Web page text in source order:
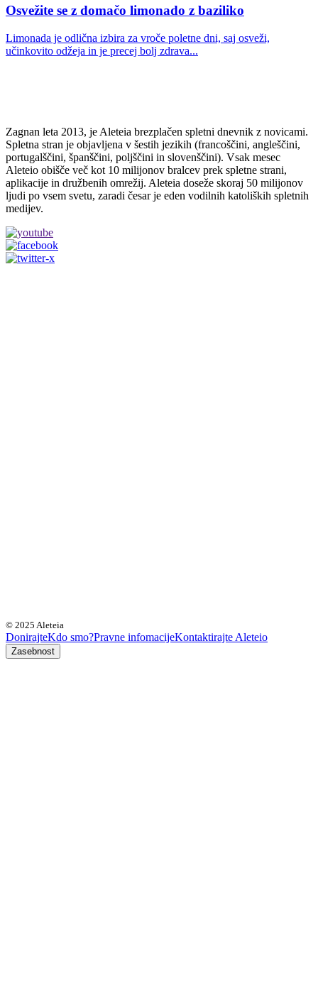
Osvežite se z domačo limonado z baziliko
Limonada je odlična izbira za vroče poletne dni, saj osveži,
učinkovito odžeja in je precej bolj zdrava...
Zagnan leta 2013, je Aleteia brezplačen spletni dnevnik z novicami.
Spletna stran je objavljena v šestih jezikih (francoščini, angleščini,
portugalščini, španščini, poljščini in slovenščini). Vsak mesec
Aleteio obišče več kot 10 milijonov bralcev prek spletne strani,
aplikacije in družbenih omrežij. Aleteia doseže skoraj 50 milijonov
ljudi po vsem svetu, zaradi česar je eden vodilnih katoliških spletnih
medijev.
© 2025 Aleteia
DonirajteKdo smo?Pravne infomacijeKontaktirajte Aleteio
Zasebnost